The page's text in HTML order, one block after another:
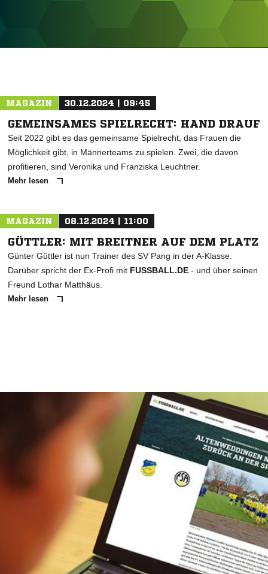
MAGAZIN 30.12.2024 | 09:45
GEMEINSAMES SPIELRECHT: HAND DRAUF
Seit 2022 gibt es das gemeinsame Spielrecht, das Frauen die
Möglichkeit gibt, in Männerteams zu spielen. Zwei, die davon
profitieren, sind Veronika und Franziska Leuchtner.
Mehr lesen
MAGAZIN 08.12.2024 | 11:00
GÜTTLER: MIT BREITNER AUF DEM PLATZ
Günter Güttler ist nun Trainer des SV Pang in der A-Klasse.
Darüber spricht der Ex-Profi mit FUSSBALL.DE - und über seinen
Freund Lothar Matthäus.
Mehr lesen